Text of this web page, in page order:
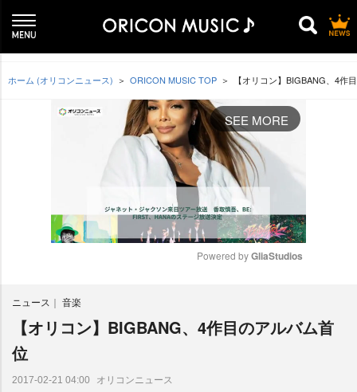
ホーム (オリコンニュース) ORICON MUSIC TOP 【オリコン】BIGBANG、4作
SEE MORE
e
Powered by GliaStudios
ニュース 音楽
【オリコン】BIGBANG、4作目のアルバム首
位
2017-02-21 04:00 オリコンニュース